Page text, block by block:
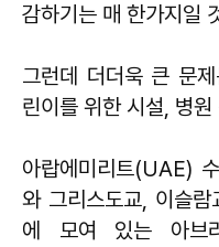
감하기는 매 한가지일
그런데 더더욱 큰 문
린이를 위한 시설, 병원
아랍에미리트(UAE)
와 그리스도교, 이슬
에 모여 있는 아브